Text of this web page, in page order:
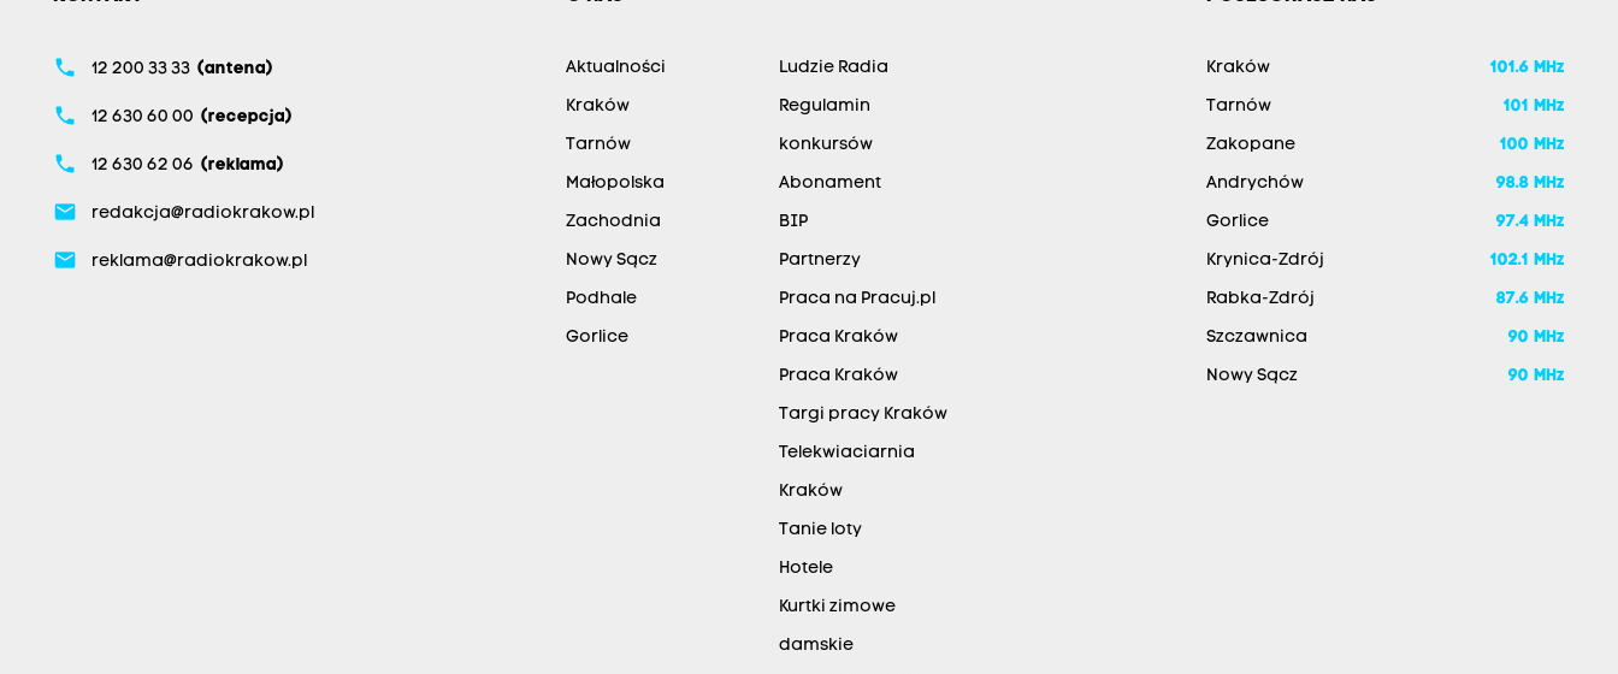
phone 12 200 33 33 (antena)
phone 12 630 60 00 (recepcja)
phone 12 630 62 06 (reklama)
email redakcja@radiokrakow.pl
email reklama@radiokrakow.pl
Aktualności
Kraków
Tarnów
Małopolska
Zachodnia
Nowy Sącz
Podhale
Gorlice
Ludzie Radia
Regulamin
konkursów
Abonament
BIP
Partnerzy
Praca na Pracuj.pl
Praca Kraków
Praca Kraków
Targi pracy Kraków
Telekwiaciarnia
Kraków
Tanie loty
Hotele
Kurtki zimowe
damskie
Kraków 101.6 MHz
Tarnów 101 MHz
Zakopane 100 MHz
Andrychów 98.8 MHz
Gorlice 97.4 MHz
Krynica-Zdrój 102.1 MHz
Rabka-Zdrój 87.6 MHz
Szczawnica 90 MHz
Nowy Sącz 90 MHz